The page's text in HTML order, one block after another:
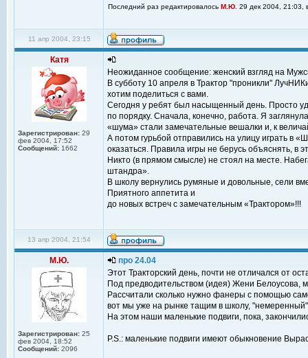
Последний раз редактировалось М.Ю. 29 дек 2004, 21:03,
11 апр 2004, 23:15
Катя
Зарегистрирован: 29
фев 2004, 17:52
Сообщений: 1662
Неожиданное сообщение: женский взгляд на
В субботу 10 апреля в Трактор "проникли"
хотим поделиться с вами.
Сегодня у ребят был насыщенный день. Просто
по порядку. Сначала, конечно, работа. Я
«шума» стали замечательные вешалки и, к
А потом гурьбой отправились на улицу играть в
оказаться. Правила игры не берусь объяснять, в
Никто (в прямом смысле) не стоял на месте.
штандра».
В школу вернулись румяные и довольные, сели
Приятного аппетита и
до новых встреч с замечательным «Трактором»!!!
13 апр 2004, 21:54
М.Ю.
Зарегистрирован: 25
фев 2004, 18:52
Сообщений: 2096
про 24.04
Этот Тракторский день, почти не отличался от
Под предводительством (идея) Жени Белоусова,
Рассчитали сколько нужно фанеры с помощью
вот мы уже на рынке тащим в школу,
На этом наши маленькие подвиги, пока,
P.S.: маленькие подвиги имеют обыкновение